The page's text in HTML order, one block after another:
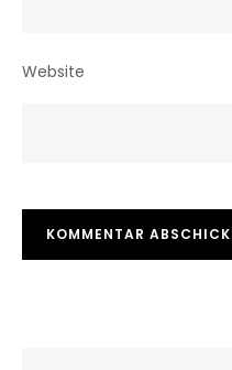
Website